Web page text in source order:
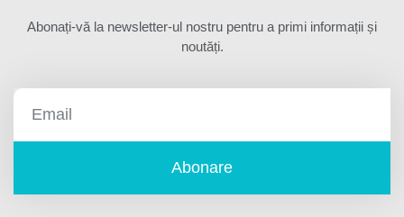
Abonați-vă la newsletter-ul nostru pentru a primi informații și
noutăți.
Abonare